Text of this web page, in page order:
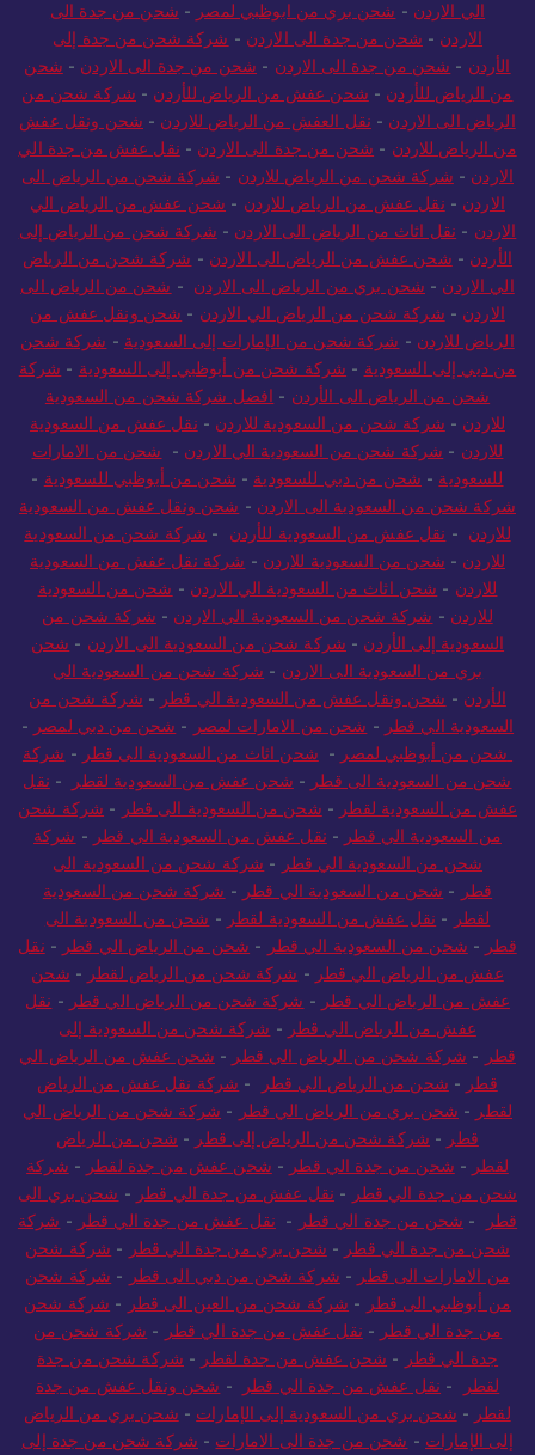
من جدة الى الاردن- شحن من جدة الى الاردن -نقل عفش من جدة
الي الاردن- شحن بري من ابوظبي لمصر-شحن من جدة الى
الاردن-شحن من جدة الى الاردن-شركة شحن من جدة إلى
الأردن -شحن من جدة الى الاردن- شحن من جدة الى الاردن-شحن
من الرياض للأردن -شحن عفش من الرياض للأردن-شركة شحن من
الرياض الى الاردن -نقل العفش من الرياض للاردن -شحن ونقل عفش
من الرياض للاردن-شحن من جدة الى الاردن -نقل عفش من جدة الي
الاردن-شركة شحن من الرياض للاردن -شركة شحن من الرياض الى
الاردن-نقل عفش من الرياض للاردن-شحن عفش من الرياض الي
الاردن- نقل اثاث من الرياض الى الاردن-شركة شحن من الرياض إلى
الأردن-شحن عفش من الرياض الى الاردن- شركة شحن من الرياض
الي الاردن-شحن بري من الرياض الى الاردن -شحن من الرياض الى
الاردن
-شركة شحن من الرياض الي الاردن -شحن ونقل عفش من
الرياض للاردن-شركة شحن من الإمارات إلى السعودية-شركة شحن
من دبي إلى السعودية - شركة شحن من أبوظبي إلى السعودية-شركة
شحن من الرياض الى الأردن -افضل شركة شحن من السعودية
للاردن- شركة شحن من السعودية للاردن-نقل عفش من السعودية
للاردن-شركة شحن من السعودية الي الاردن -شحن من الامارات
للسعودية-شحن من دبي للسعودية -شحن من أبوظبي للسعودية-
شركة شحن من السعودية الى الاردن-شحن ونقل عفش من السعودية
للاردن- نقل عفش من السعودية للأردن -شركة شحن من السعودية
للاردن-شحن من السعودية للاردن - شركة نقل عفش من السعودية
للاردن- شحن اثاث من السعودية الي الاردن- شحن من السعودية
للاردن-شركة شحن من السعودية الي الاردن-شركة شحن من
السعودية إلى الأردن-شركة شحن من السعودية الى الاردن-شحن
بري من السعودية الى الاردن-شركة شحن من السعودية الي
الأردن- شحن ونقل عفش من السعودية الي قطر-شركة شحن من
السعودية الي قطر
-شحن من الامارات لمصر- شحن من دبي لمصر-
شحن من أبوظبي لمصر-شحن اثاث من السعودية الى قطر -
شركة
شحن من السعودية الى قطر-شحن عفش من السعودية لقطر-نقل
عفش من السعودية لقطر -شحن من السعودية الى قطر-شركة شحن
من السعودية الي قطر - نقل عفش من السعودية الي قطر- شركة
شحن من السعودية الي قطر
-شركة شحن من السعودية الى
قطر-شحن من السعودية الي قطر- شركة شحن من السعودية
لقطر-نقل عفش من السعودية لقطر-
شحن من السعودية الى
قطر- شحن من السعودية الي قطر- شحن من الرياض الي قطر-نقل
عفش من الرياض الي قطر-شركة شحن من الرياض لقطر- شحن
عفش من الرياض الي قطر
-شركة شحن من الرياض الي قطر-
عفش من الرياض الي قطر-
شركة شحن من السعودية إلى
قطر- شركة شحن من الرياض الي قطر-شحن عفش من الرياض الي
قطر-شحن من الرياض الي قطر- شركة نقل عفش من الرياض
لقطر-شحن بري من الرياض الي قطر -شركة شحن من الرياض الي
قطر- شركة شحن من الرياض إلى قطر -شحن من الرياض
لقطر - شحن من جدة الي قطر-شحن عفش من جدة لقطر-شركة
شحن من جدة الي قطر- نقل عفش من جدة الي قطر-
شحن بري الى
قطر - شحن من جدة الي قطر-نقل عفش من جدة الي قطر-شركة
شحن من جدة الي قطر - شحن بري من جدة الي قطر - شركة شحن
من الامارات الى قطر-شركة شحن من دبي الى قطر - شركة شحن
من أبوظبي الى قطر - شركة شحن من العين الى قطر -شركة شحن
من جدة الي قطر-نقل عفش من جدة الي قطر -شركة شحن من
جدة الي قطر-شحن عفش من جدة لقطر- شركة شحن من جدة
لقطر - نقل عفش من جدة الي قطر- شحن ونقل عفش من جدة
لقطر-شحن بري من السعودية إلى الإمارات- شحن بري من الرياض